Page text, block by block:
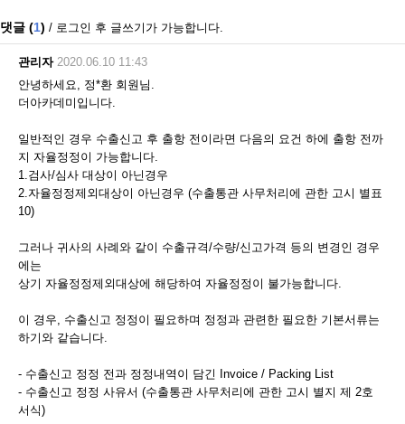
댓글 (1) / 로그인 후 글쓰기가 가능합니다.
관리자 2020.06.10 11:43
안녕하세요, 정*환 회원님.
더아카데미입니다.
일반적인 경우 수출신고 후 출항 전이라면 다음의 요건 하에 출항 전까
지 자율정정이 가능합니다.
1.검사/심사 대상이 아닌경우
2.자율정정제외대상이 아닌경우 (수출통관 사무처리에 관한 고시 별표
10)
그러나 귀사의 사례와 같이 수출규격/수량/신고가격 등의 변경인 경우
에는
상기 자율정정제외대상에 해당하여 자율정정이 불가능합니다.
이 경우, 수출신고 정정이 필요하며 정정과 관련한 필요한 기본서류는
하기와 같습니다.
- 수출신고 정정 전과 정정내역이 담긴 Invoice / Packing List
- 수출신고 정정 사유서 (수출통관 사무처리에 관한 고시 별지 제 2호
서식)